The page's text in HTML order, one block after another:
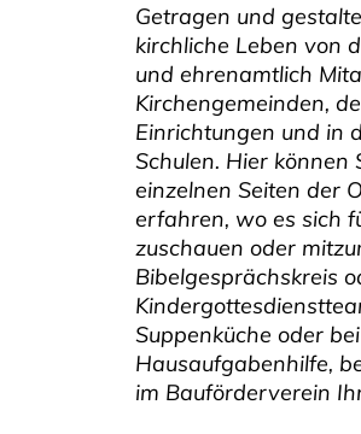
Getragen und
kirchliche Leben von
und ehrenamtlich
Kirchengemeinden,
Einrichtungen und in
Schulen. Hier können
einzelnen Seiten der
erfahren, wo es sich
zuschauen oder
Bibelgesprächskreis
Suppenküche oder
Hausaufgabenhilfe,
im Bauförderverein